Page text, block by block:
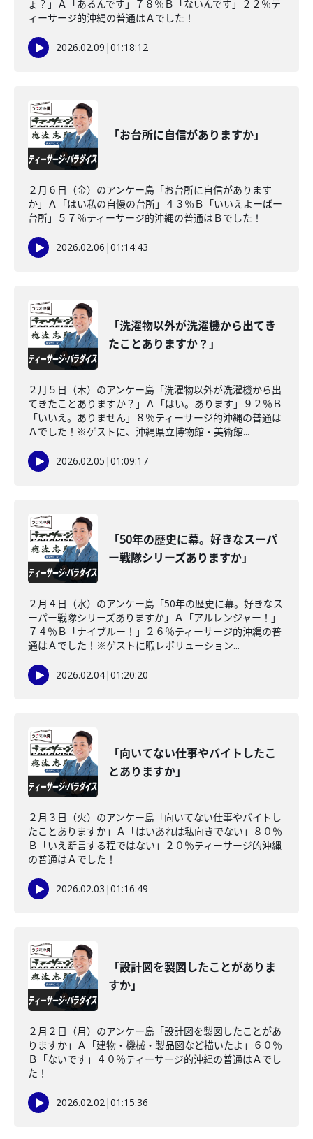
ょ？」Ａ「あるんです」７８％Ｂ「ないんです」２２％テ
ィーサージ的沖縄の普通はＡでした！
2026.02.09 |01:18:12
「お台所に自信がありますか」
２月６日（金）のアンケー島「お台所に自信があります
か」Ａ「はい私の自慢の台所」４３％Ｂ「いいえよーばー
台所」５７％ティーサージ的沖縄の普通はＢでした！
2026.02.06 |01:14:43
「洗濯物以外が洗濯機から出てき
たことありますか？」
２月５日（木）のアンケー島「洗濯物以外が洗濯機から出
てきたことありますか？」Ａ「はい。あります」９２％Ｂ
「いいえ。ありません」８％ティーサージ的沖縄の普通は
Ａでした！※ゲストに、沖縄県立博物館・美術館...
2026.02.05 |01:09:17
「50年の歴史に幕。好きなスーパ
ー戦隊シリーズありますか」
２月４日（水）のアンケー島「50年の歴史に幕。好きなス
ーパー戦隊シリーズありますか」Ａ「アルレンジャー！」
７４％Ｂ「ナイブルー！」２６％ティーサージ的沖縄の普
通はＡでした！※ゲストに暇レボリューション...
2026.02.04|01:20:20
「向いてない仕事やバイトしたこ
とありますか」
２月３日（火）のアンケー島「向いてない仕事やバイトし
たことありますか」Ａ「はいあれは私向きでない」８０％
Ｂ「いえ断言する程ではない」２０％ティーサージ的沖縄
の普通はＡでした！
2026.02.03 |01:16:49
「設計図を製図したことがありま
すか」
２月２日（月）のアンケー島「設計図を製図したことがあ
りますか」Ａ「建物・機械・製品図など描いたよ」６０％
Ｂ「ないです」４０％ティーサージ的沖縄の普通はＡでし
た！
2026.02.02|01:15:36